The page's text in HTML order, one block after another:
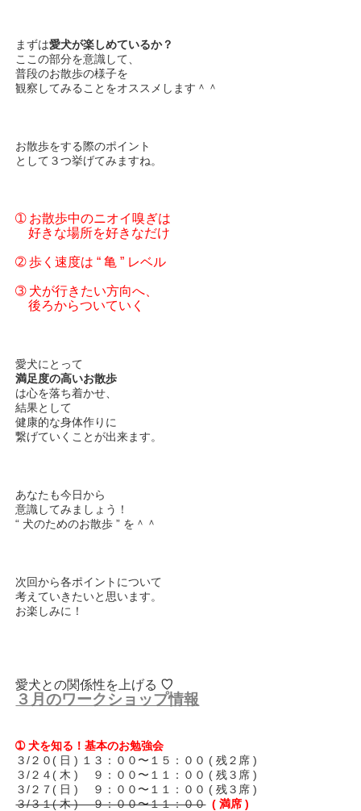
まずは愛犬が楽しめているか？
ここの部分を意識して、
普段のお散歩の様子を
観察してみることをオススメします＾＾
お散歩をする際のポイント
として３つ挙げてみますね。
➀ お散歩中のニオイ嗅ぎは
好きな場所を好きなだけ
➁ 歩く速度は “ 亀 ” レベル
➂ 犬が行きたい方向へ、
後ろからついていく
愛犬にとって
満足度の高いお散歩
は心を落ち着かせ、
結果として
健康的な身体作りに
繋げていくことが出来ます。
あなたも今日から
意識してみましょう！
“ 犬のためのお散歩 ” を＾＾
次回から各ポイントについて
考えていきたいと思います。
お楽しみに！
愛犬との関係性を上げる ♡
３月のワークショップ情報
➀ 犬を知る！基本のお勉強会
３/２０( 日 ) １３：００〜１５：００ ( 残２席 )
３/２４( 木 ) ９：００〜１１：００ ( 残３席 )
３/２７( 日 ) ９：００〜１１：００ ( 残３席 )
３/３１( 木 ) ９：００〜１１：００( 満席 )